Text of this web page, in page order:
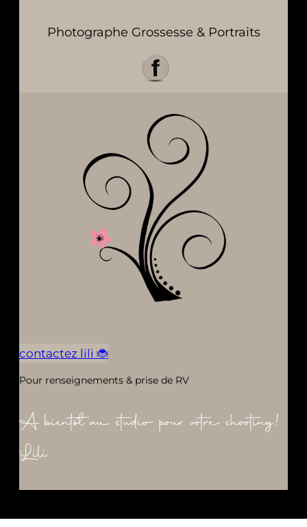
Photographe Grossesse & Portraits
contactez lili 🐞
Pour renseignements & prise de RV
A bientôt au studio pour votre shooting!
Lili